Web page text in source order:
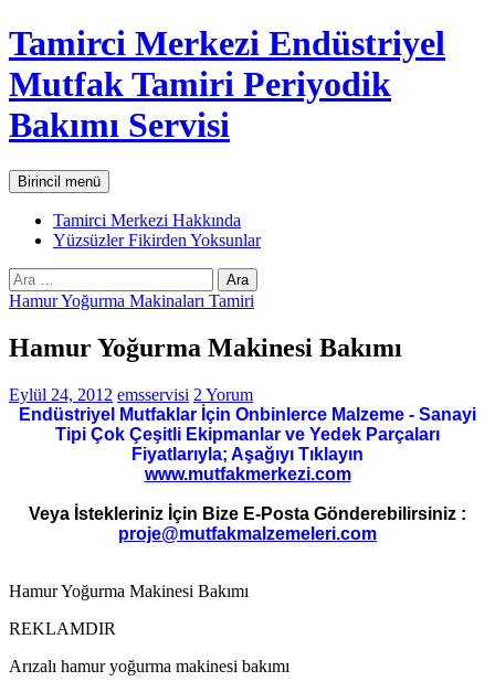
İçeriğe
atla
Tamirci Merkezi Endüstriyel
Mutfak Tamiri Periyodik
Bakımı Servisi
AraBirincil menü
Tamirci Merkezi Hakkında
Yüzsüzler Fikirden Yoksunlar
Arama:
Hamur Yoğurma Makinaları Tamiri
Hamur Yoğurma Makinesi Bakımı
Eylül 24, 2012 emsservisi 2 Yorum
Endüstriyel Mutfaklar İçin Onbinlerce Malzeme - Sanayi
Tipi Çok Çeşitli Ekipmanlar ve Yedek Parçaları
Fiyatlarıyla; Aşağıyı Tıklayın
www.mutfakmerkezi.com
Veya İstekleriniz İçin Bize E-Posta Gönderebilirsiniz :
proje@mutfakmalzemeleri.com
Hamur Yoğurma Makinesi Bakımı
REKLAMDIR
Arızalı hamur yoğurma makinesi bakımı